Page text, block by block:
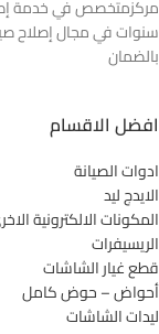
بالضمان
افضل الاقسام
ادوات الصيانة
الايدج ليد
المكونات الالكترونية
الريسيفرات
قطع غيار الشاشات
أحواض – حوض كامل
ليدات الشاشات